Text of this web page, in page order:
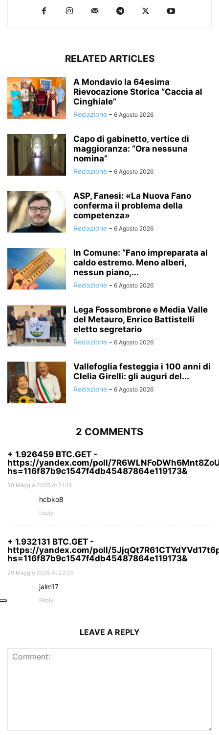
RELATED ARTICLES
A Mondavio la 64esima
Rievocazione Storica “Caccia al
Cinghiale”
Redazione - 6 Agosto 2026
Capo di gabinetto, vertice di
maggioranza: “Ora nessuna
nomina”
Redazione - 6 Agosto 2026
ASP, Fanesi: «La Nuova Fano
conferma il problema della
competenza»
Redazione - 6 Agosto 2026
In Comune: “Fano impreparata al
caldo estremo. Meno alberi,
nessun piano,...
Redazione - 6 Agosto 2026
Lega Fossombrone e Media Valle
del Metauro, Enrico Battistelli
eletto segretario
Redazione - 6 Agosto 2026
Vallefoglia festeggia i 100 anni di
Clelia Girelli: gli auguri del...
Redazione - 6 Agosto 2026
2 COMMENTS
+ 1.926459 BTC.GET -
https://yandex.com/poll/
hs=116f87b9c1547f4db45487864e119173&
20 Maggio 2025 At 21:14
hcbko8
Reply
+ 1.932131 BTC.GET -
https://yandex.com/poll/
hs=116f87b9c1547f4db45487864e119173&
20 Maggio 2025 At 22:25
jalm17
Reply
LEAVE A REPLY